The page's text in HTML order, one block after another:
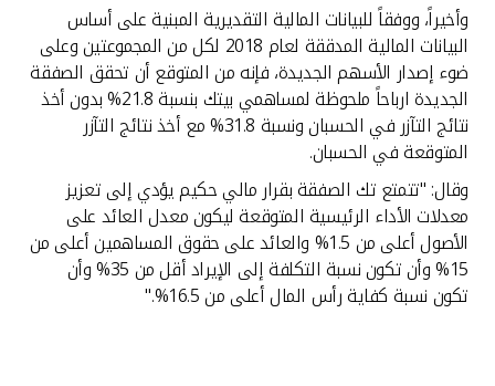
وأخيراً، ووفقاً للبيانات المالية التقديرية المبنية على أساس
البيانات المالية المدققة لعام 2018 لكل من المجموعتين وعلى
ضوء إصدار الأسهم الجديدة، فإنه من المتوقع أن تحقق الصفقة
الجديدة ارباحاً ملحوظة لمساهمي بيتك بنسبة 21.8% بدون أخذ
نتائج التآزر في الحسبان ونسبة 31.8% مع أخذ نتائج التآزر
المتوقعة في الحسبان.
وقال: "تتمتع تك الصفقة بقرار مالي حكيم يؤدي إلى تعزيز
معدلات الأداء الرئيسية المتوقعة ليكون معدل العائد على
الأصول أعلى من 1.5% والعائد على حقوق المساهمين أعلى من
15% وأن تكون نسبة التكلفة إلى الإيراد أقل من 35% وأن
تكون نسبة كفاية رأس المال أعلى من 16.5%."